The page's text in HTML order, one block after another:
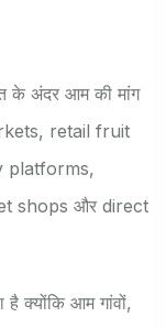
के अंदर आम की मांग
retail fruit
platforms,
shops और direct
क्योंकि आम गांवों,